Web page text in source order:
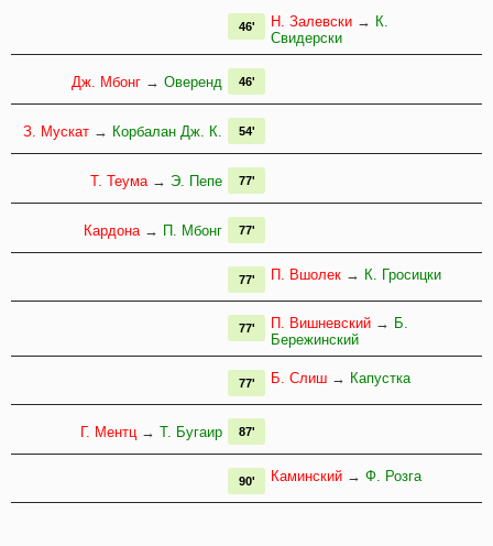
Н. Залевски → К.
Свидерски
46'
Дж. Мбонг → Оверенд 46'
З. Мускат → Корбалан Дж. К. 54'
Т. Теума→ Э. Пепе 77'
Кардона→ П. Мбонг 77'
П. Вшолек → К. Гросицки
77'
П. Вишневский → Б.
Бережинский
77'
Б. Слиш → Капустка
77'
Г. Ментц→ Т. Бугаир 87'
Каминский → Ф. Розга
90'